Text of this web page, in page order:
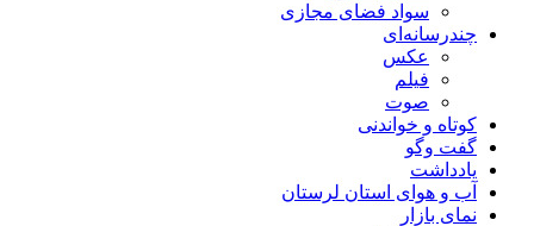
سواد فضای مجازی
چندرسانه‌ای
عكس
فیلم
صوت
کوتاه و خواندنی
گفت وگو
یادداشت
آب و هوای استان لرستان
نمای بازار